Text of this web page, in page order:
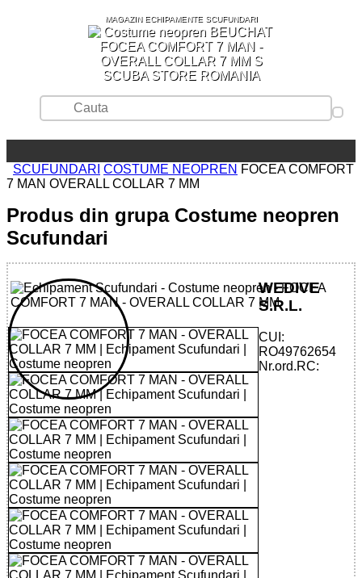
MAGAZIN ECHIPAMENTE SCUFUNDARI
SCUBA STORE ROMANIA
SCUFUNDARI COSTUME NEOPREN FOCEA COMFORT
7 MAN OVERALL COLLAR 7 MM
Produs din grupa Costume neopren
Scufundari
WEDIVE
S.R.L.
CUI:
RO49762654
Nr.ord.RC: